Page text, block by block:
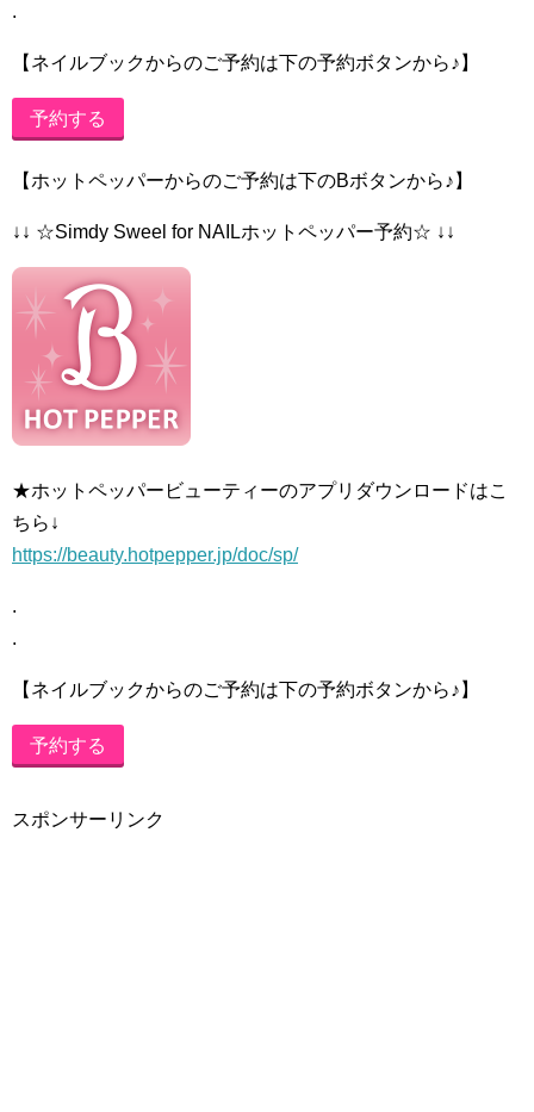
.
【ネイルブックからのご予約は下の予約ボタンから♪】
予約する
【ホットペッパーからのご予約は下のBボタンから♪】
↓↓ ☆Simdy Sweel for NAILホットペッパー予約☆ ↓↓
★ホットペッパービューティーのアプリダウンロードはこ
ちら↓
https://beauty.hotpepper.jp/doc/sp/
.
.
【ネイルブックからのご予約は下の予約ボタンから♪】
予約する
スポンサーリンク